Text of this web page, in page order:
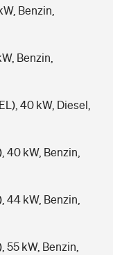
Benzin,
Benzin,
40 kW, Diesel,
40 kW, Benzin,
44 kW, Benzin,
55 kW, Benzin,